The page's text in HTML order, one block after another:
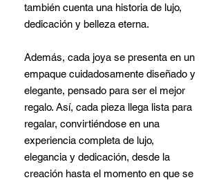
también cuenta una historia de lujo,
dedicación y belleza eterna.
Además, cada joya se presenta en un
empaque cuidadosamente diseñado y
elegante, pensado para ser el mejor
regalo. Así, cada pieza llega lista para
regalar, convirtiéndose en una
experiencia completa de lujo,
elegancia y dedicación, desde la
creación hasta el momento en que se